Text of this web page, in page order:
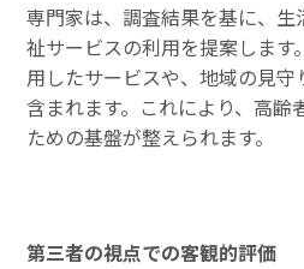
専門家は、調査結果を基に、
祉サービスの利用を提案しま
用したサービスや、地域の見
含まれます。これにより、高齢
ための基盤が整えられます。
第三者の視点での客観的評価